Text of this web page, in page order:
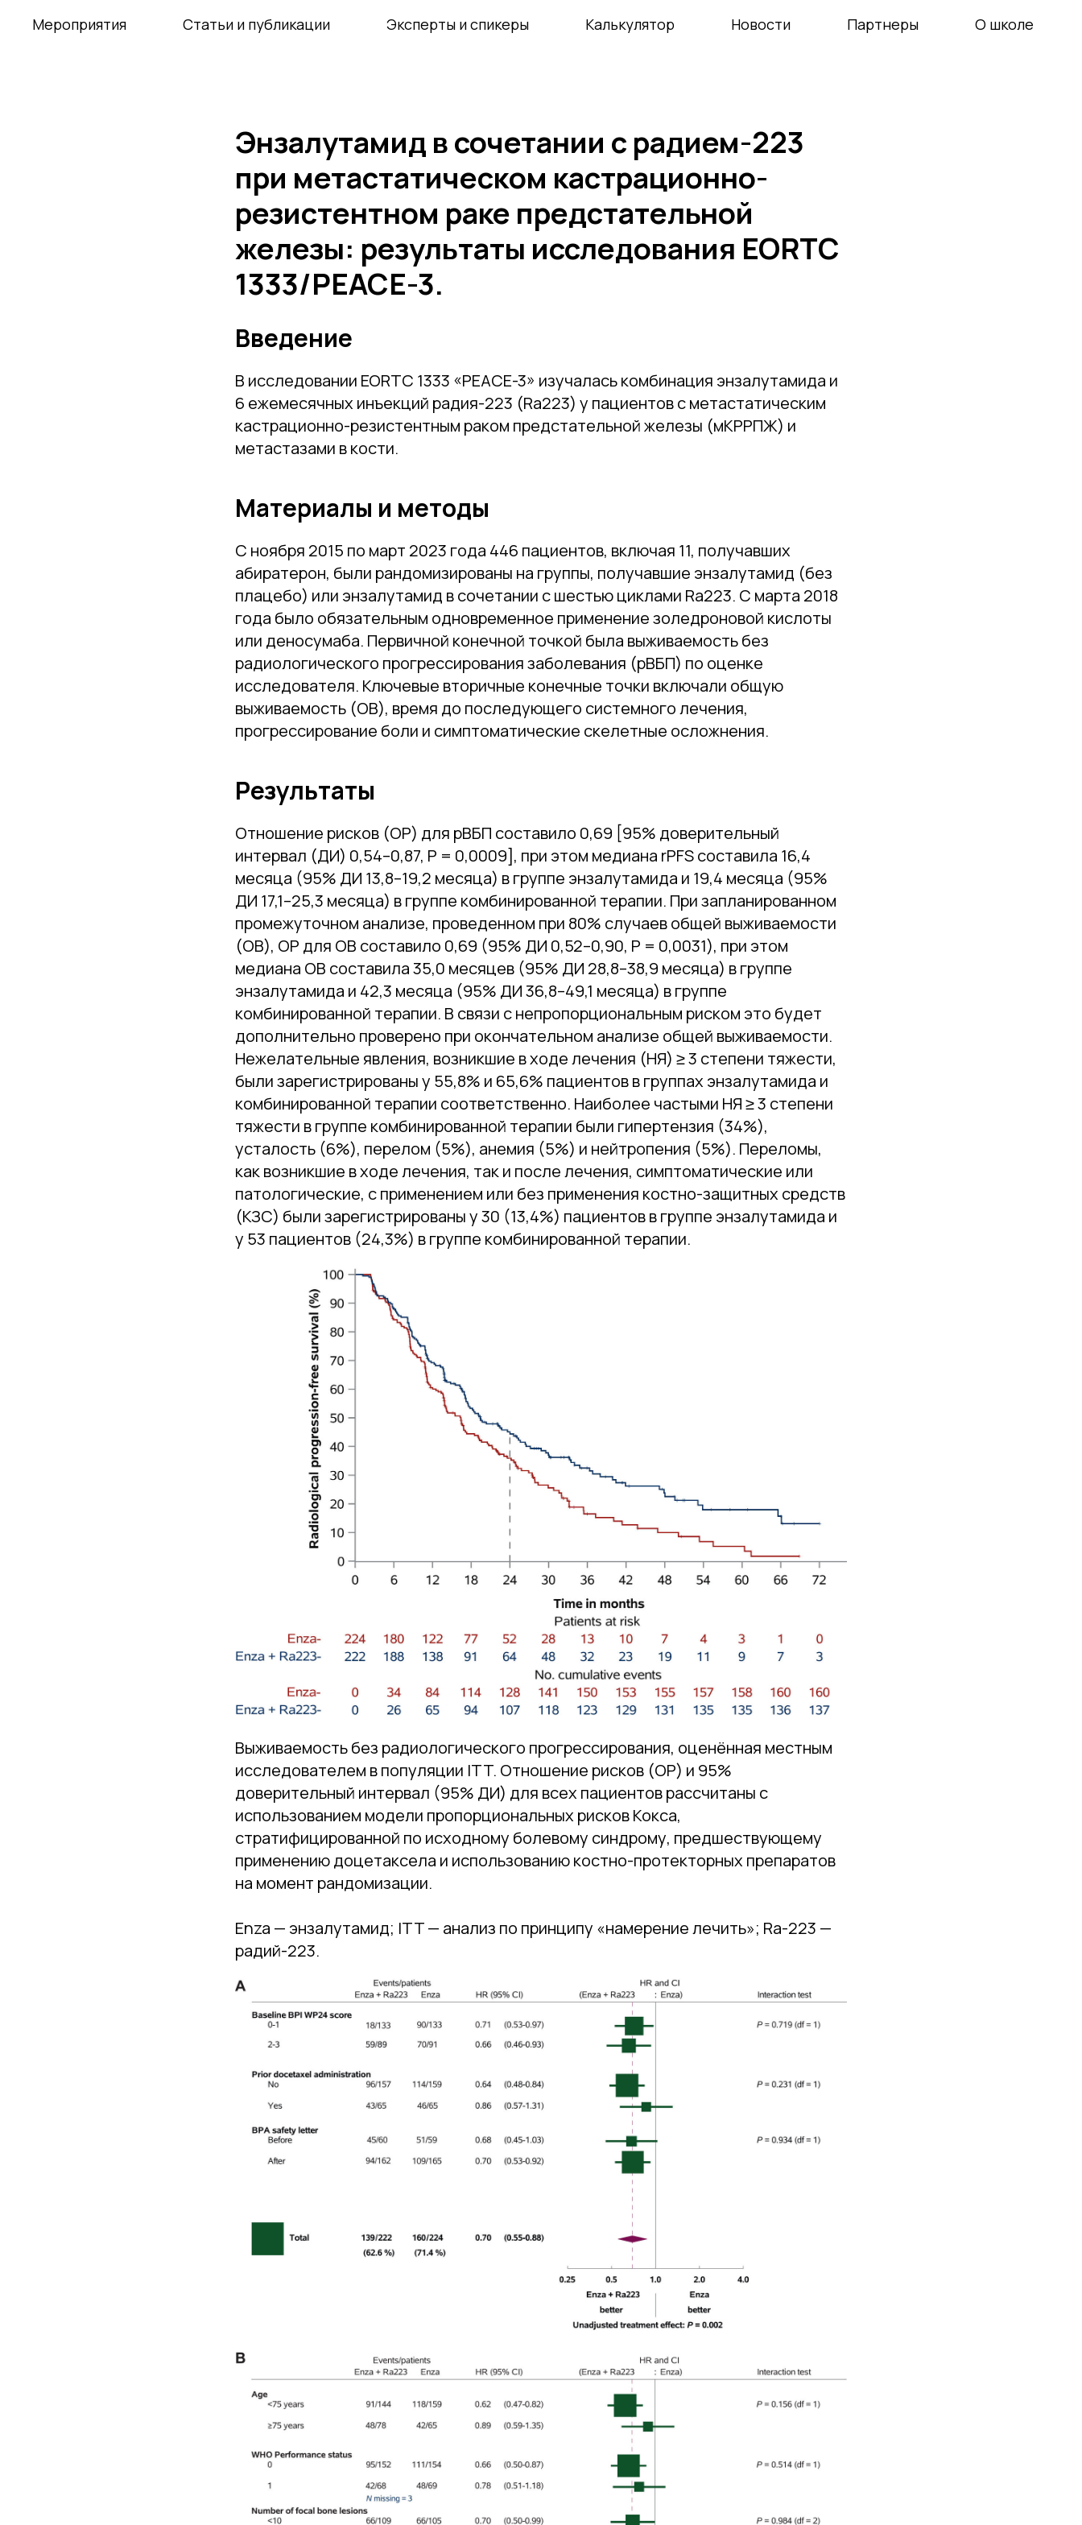
Мероприятия Статьи и публикации Эксперты и спикеры Калькулятор Новости Партнеры О школе
Энзалутамид в сочетании с радием-223
при метастатическом кастрационно-
резистентном раке предстательной
железы: результаты исследования EORTC
1333/PEACE-3.
Введение
В исследовании EORTC 1333 «PEACE-3» изучалась комбинация энзалутамида и
6 ежемесячных инъекций радия-223 (Ra223) у пациентов с метастатическим
кастрационно-резистентным раком предстательной железы (мКРРПЖ) и
метастазами в кости.
Материалы и методы
С ноября 2015 по март 2023 года 446 пациентов, включая 11, получавших
абиратерон, были рандомизированы на группы, получавшие энзалутамид (без
плацебо) или энзалутамид в сочетании с шестью циклами Ra223. С марта 2018
года было обязательным одновременное применение золедроновой кислоты
или деносумаба. Первичной конечной точкой была выживаемость без
радиологического прогрессирования заболевания (рВБП) по оценке
исследователя. Ключевые вторичные конечные точки включали общую
выживаемость (ОВ), время до последующего системного лечения,
прогрессирование боли и симптоматические скелетные осложнения.
Результаты
Отношение рисков (ОР) для рВБП составило 0,69 [95% доверительный
интервал (ДИ) 0,54–0,87, P = 0,0009], при этом медиана rPFS составила 16,4
месяца (95% ДИ 13,8–19,2 месяца) в группе энзалутамида и 19,4 месяца (95%
ДИ 17,1–25,3 месяца) в группе комбинированной терапии. При запланированном
промежуточном анализе, проведенном при 80% случаев общей выживаемости
(ОВ), ОР для ОВ составило 0,69 (95% ДИ 0,52–0,90, P = 0,0031), при этом
медиана ОВ составила 35,0 месяцев (95% ДИ 28,8–38,9 месяца) в группе
энзалутамида и 42,3 месяца (95% ДИ 36,8–49,1 месяца) в группе
комбинированной терапии. В связи с непропорциональным риском это будет
дополнительно проверено при окончательном анализе общей выживаемости.
Нежелательные явления, возникшие в ходе лечения (НЯ) ≥ 3 степени тяжести,
были зарегистрированы у 55,8% и 65,6% пациентов в группах энзалутамида и
комбинированной терапии соответственно. Наиболее частыми НЯ ≥ 3 степени
тяжести в группе комбинированной терапии были гипертензия (34%),
усталость (6%), перелом (5%), анемия (5%) и нейтропения (5%). Переломы,
как возникшие в ходе лечения, так и после лечения, симптоматические или
патологические, с применением или без применения костно-защитных средств
(КЗС) были зарегистрированы у 30 (13,4%) пациентов в группе энзалутамида и
у 53 пациентов (24,3%) в группе комбинированной терапии.
Выживаемость без радиологического прогрессирования, оценённая местным
исследователем в популяции ITT. Отношение рисков (ОР) и 95%
доверительный интервал (95% ДИ) для всех пациентов рассчитаны с
использованием модели пропорциональных рисков Кокса,
стратифицированной по исходному болевому синдрому, предшествующему
применению доцетаксела и использованию костно-протекторных препаратов
на момент рандомизации.
Enza — энзалутамид; ITT — анализ по принципу «намерение лечить»; Ra-223 —
радий-223.